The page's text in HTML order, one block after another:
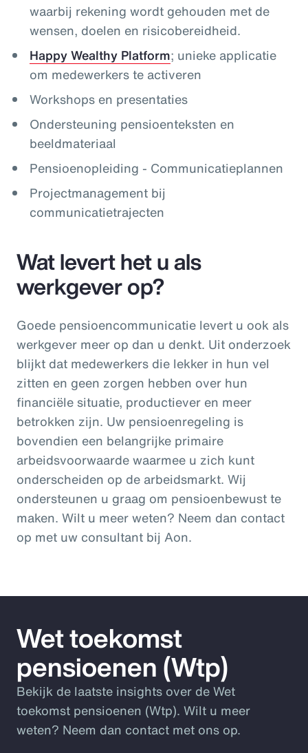
waarbij rekening wordt gehouden met de
wensen, doelen en risicobereidheid.
Happy Wealthy Platform; unieke applicatie
om medewerkers te activeren
Workshops en presentaties
Ondersteuning pensioenteksten en
beeldmateriaal
Pensioenopleiding - Communicatieplannen
Projectmanagement bij
communicatietrajecten
Wat levert het u als
werkgever op?
Goede pensioencommunicatie levert u ook als
werkgever meer op dan u denkt. Uit onderzoek
blijkt dat medewerkers die lekker in hun vel
zitten en geen zorgen hebben over hun
financiële situatie, productiever en meer
betrokken zijn. Uw pensioenregeling is
bovendien een belangrijke primaire
arbeidsvoorwaarde waarmee u zich kunt
onderscheiden op de arbeidsmarkt. Wij
ondersteunen u graag om pensioenbewust te
maken. Wilt u meer weten? Neem dan contact
op met uw consultant bij Aon.
Wet toekomst
pensioenen (Wtp)
Bekijk de laatste insights over de Wet
toekomst pensioenen (Wtp). Wilt u meer
weten? Neem dan contact met ons op.